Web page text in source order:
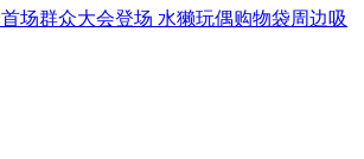
首场群众大会登场 水獭玩偶购物袋周边吸